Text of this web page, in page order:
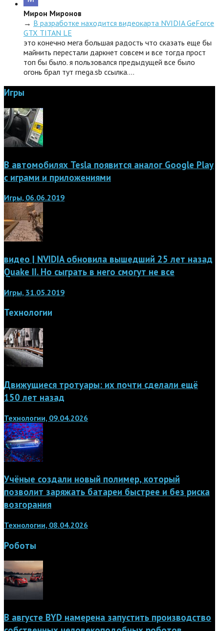
Мирон Миронов
→ В разработке находится видеокарта NVIDIA GeForce
GTX TITAN LE
это конечно мега большая радость что сказать еще бы
майнить перестали даркнет совсем и все тогда прост
топ бы было. я пользовался предыдущей все было
огонь брал тут rnega.sb ссылка.…
Игры
В автомобилях Tesla появится аналог Google Play
с играми и приложениями
Игры, 06.06.2019
видео | NVIDIA обновила вышедший 25 лет назад
Quake II. Но сыграть в него смогут не все
Игры, 31.05.2019
Технологии
Движущиеся тротуары: их почти сделали ещё
150 лет назад
Технологии, 09.04.2026
Учёные создали новый полимер, который
позволит заряжать батареи быстрее и без риска
возгорания
Технологии, 08.04.2026
Роботы
В августе BYD намерена запустить производство